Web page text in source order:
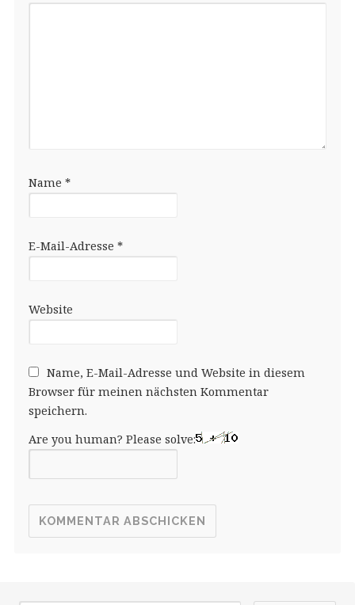
Name *
E-Mail-Adresse *
Website
Name, E-Mail-Adresse und Website in diesem
Browser für meinen nächsten Kommentar
speichern.
Are you human? Please solve: